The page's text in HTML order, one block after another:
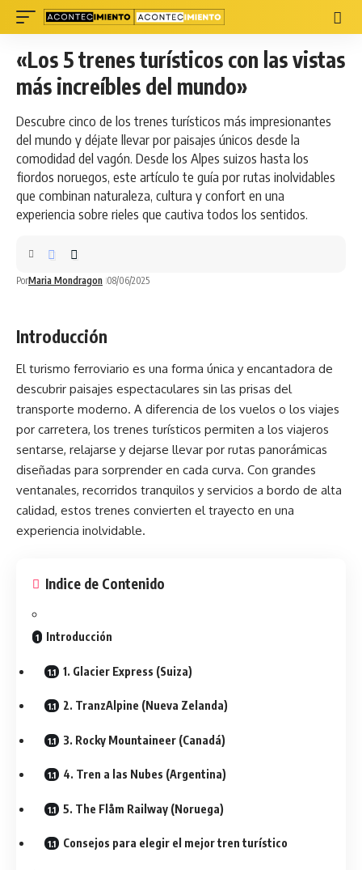
«Los 5 trenes turísticos con las vistas
más increíbles del mundo»
Descubre cinco de los trenes turísticos más impresionantes
del mundo y déjate llevar por paisajes únicos desde la
comodidad del vagón. Desde los Alpes suizos hasta los
fiordos noruegos, este artículo te guía por rutas inolvidables
que combinan naturaleza, cultura y confort en una
experiencia sobre rieles que cautiva todos los sentidos.
PorMaria Mondragon 08/06/2025
Introducción
El turismo ferroviario es una forma única y encantadora de
descubrir paisajes espectaculares sin las prisas del
transporte moderno. A diferencia de los vuelos o los viajes
por carretera, los trenes turísticos permiten a los viajeros
sentarse, relajarse y dejarse llevar por rutas panorámicas
diseñadas para sorprender en cada curva. Con grandes
ventanales, recorridos tranquilos y servicios a bordo de alta
calidad, estos trenes convierten el trayecto en una
experiencia inolvidable.
Indice de Contenido
Introducción
1. Glacier Express (Suiza)
2. TranzAlpine (Nueva Zelanda)
3. Rocky Mountaineer (Canadá)
4. Tren a las Nubes (Argentina)
5. The Flåm Railway (Noruega)
Consejos para elegir el mejor tren turístico